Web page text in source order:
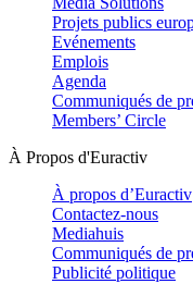
Projets publics
Evénements
Emplois
Agenda
Communiqués de
Members’ Circle
À Propos d'Euractiv
À propos d’Euractiv
Contactez-nous
Mediahuis
Communiqués de
Publicité politique